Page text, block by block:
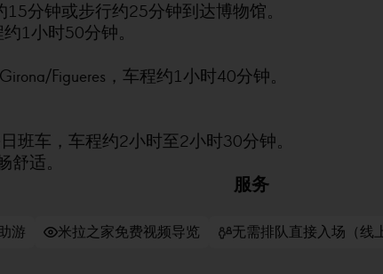
15分钟或步行约25分钟到达博物馆。
1小时50分钟。
Figueres，车程约1小时40分钟。
班车，车程约2小时至2小时30分钟。
舒适。
服务
游 米拉之家免费视频导览 无需排队直接入场（线